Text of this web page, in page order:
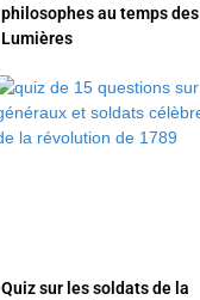
philosophes au temps des
Lumières
Quiz sur les soldats de la